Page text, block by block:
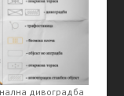
дивоградба